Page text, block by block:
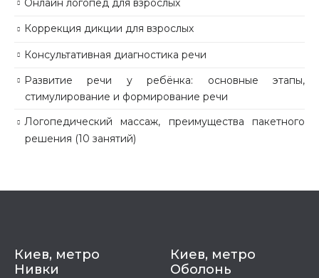
Онлайн логопед для взрослых
Коррекция дикции для взрослых
Консультативная диагностика речи
Развитие речи у ребёнка: основные этапы,
стимулирование и формирование речи
Логопедический массаж, преимущества пакетного
решения (10 занятий)
Киев, метро
Нивки
Киев, метро
Оболонь